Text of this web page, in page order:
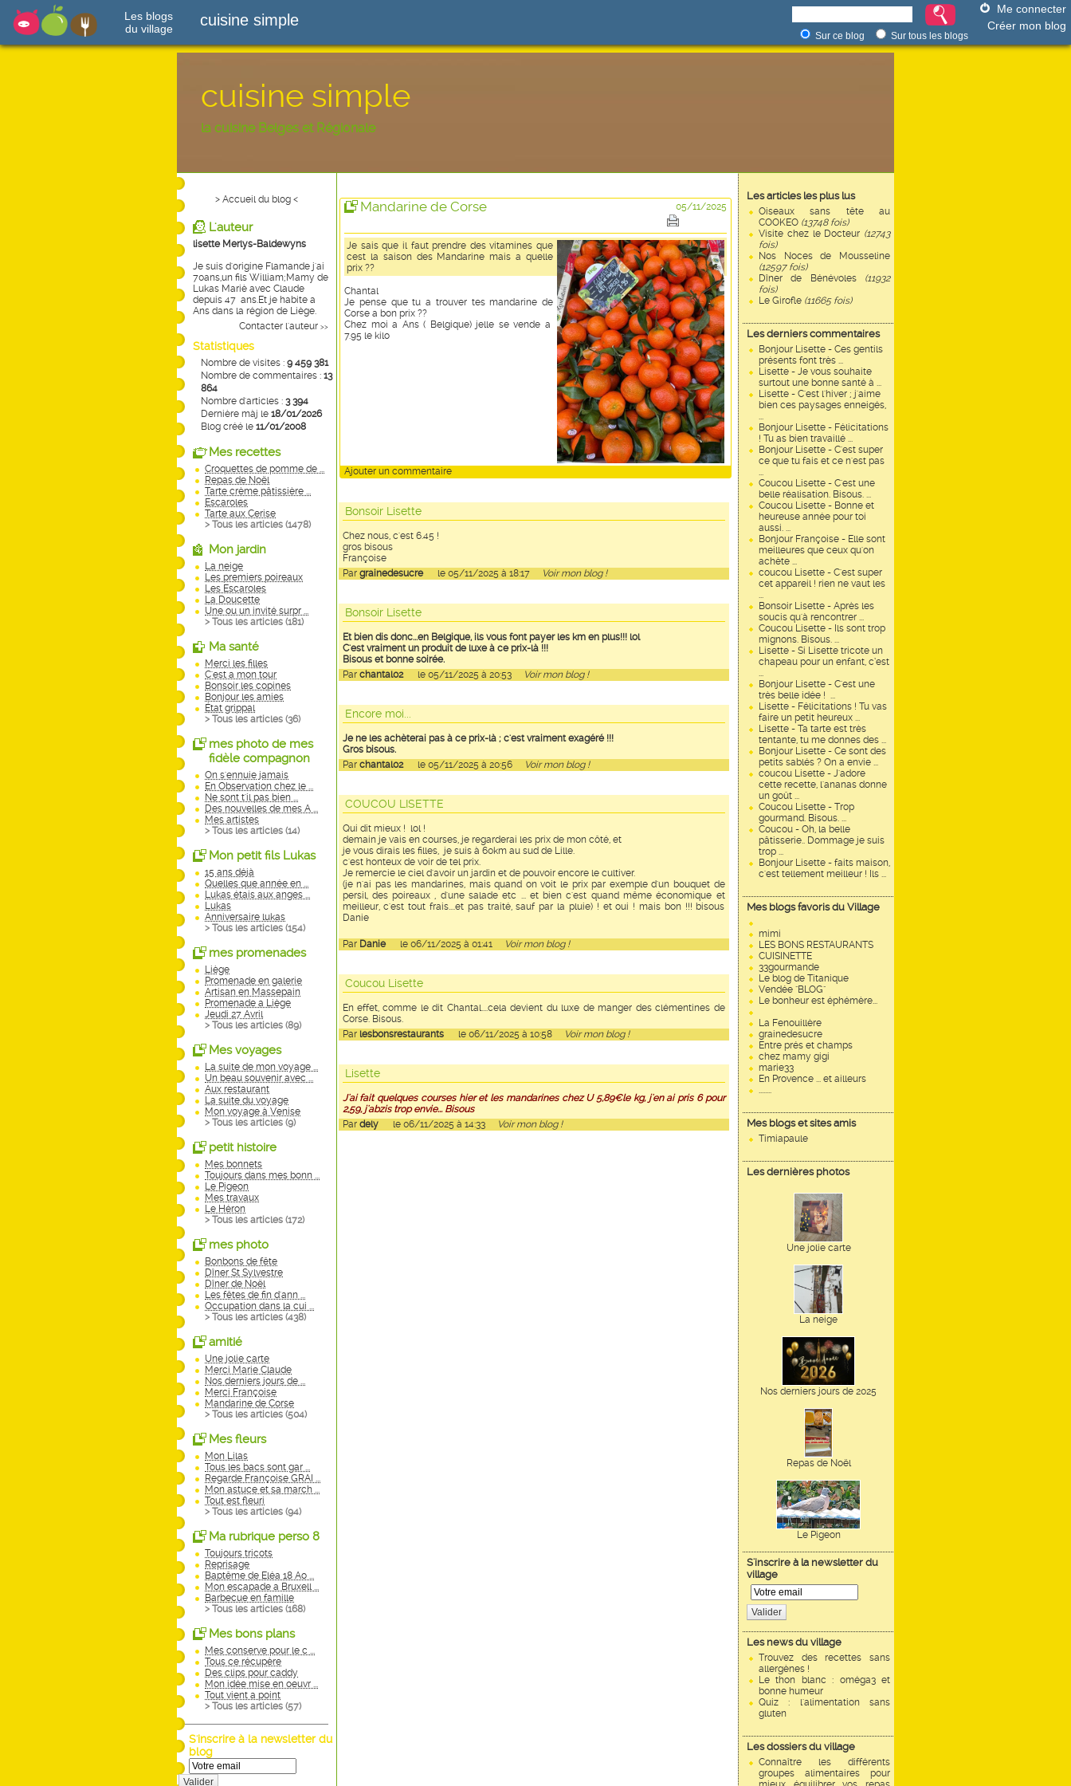
Les blogs
du village
cuisine simple
Me connecter
Créer mon blog
Sur ce blog Sur tous les blogs
cuisine simple
la cuisine Belges et Régionale
Les articles les plus lus
Oiseaux sans tête au
COOKEO (13748 fois)
Visite chez le Docteur (12743
fois)
Nos Noces de Mousseline
(12597 fois)
Dîner de Bénévoles (11932
fois)
Le Girofle (11665 fois)
Les derniers commentaires
Bonjour Lisette - Ces gentils
présents font très ...
Lisette - Je vous souhaite
surtout une bonne santé à ...
Lisette - C'est l'hiver ; j'aime
bien ces paysages enneigés,
...
Bonjour Lisette - Félicitations
! Tu as bien travaillé ...
Bonjour Lisette - C'est super
ce que tu fais et ce n'est pas
...
Coucou Lisette - C'est une
belle réalisation. Bisous. ...
Coucou Lisette - Bonne et
heureuse année pour toi
aussi. ...
Bonjour Françoise - Elle sont
meilleures que ceux qu'on
achète ...
coucou Lisette - C'est super
cet appareil ! rien ne vaut les
...
Bonsoir Lisette - Après les
soucis qu'à rencontrer ...
Coucou Lisette - Ils sont trop
mignons. Bisous. ...
Lisette - Si Lisette tricote un
chapeau pour un enfant, c’est
...
Bonjour Lisette - C'est une
très belle idée ! ...
Lisette - Félicitations ! Tu vas
faire un petit heureux ...
Lisette - Ta tarte est très
tentante, tu me donnes des ...
Bonjour Lisette - Ce sont des
petits sablés ? On a envie ...
coucou Lisette - J'adore
cette recette, l'ananas donne
un goût ...
Coucou Lisette - Trop
gourmand. Bisous. ...
Coucou - Oh, la belle
pâtisserie.. Dommage je suis
trop ...
Bonjour Lisette - faits maison,
c'est tellement meilleur ! Ils ...
Mes blogs favoris du Village
mimi
LES BONS RESTAURANTS
CUISINETTE
33gourmande
Le blog de Titanique
Vendée "BLOG"
Le bonheur est éphémère...
La Fenouillère
grainedesucre
Entre prés et champs
chez mamy gigi
marie33
En Provence ... et ailleurs
........
Mes blogs et sites amis
Timiapaule
Les dernières photos
Une jolie carte
La neige
Nos derniers jours de 2025
Repas de Noël
Le Pigeon
S'inscrire à la newsletter du
village
Valider
Les news du village
Trouvez des recettes sans
allergènes !
Le thon blanc : oméga3 et
bonne humeur
Quiz : l'alimentation sans
gluten
Les dossiers du village
Connaître les différents
groupes alimentaires pour
> Accueil du blog <
L'auteur
lisette Merlys-Baldewyns
Je suis d'origine Flamande j'ai
70ans,un fils William;Mamy de
Lukas Mariè avec Claude
depuis 47 ans.Et je habite a
Ans dans la région de Liège.
Contacter l'auteur >>
Statistiques
Nombre de visites : 9 459 381
Nombre de commentaires : 13
864
Nombre d'articles : 3 394
Dernière màj le 18/01/2026
Blog créé le 11/01/2008
Mes recettes
Croquettes de pomme de ...
Repas de Noël
Tarte crème pâtissière ...
Escaroles
Tarte aux Cerise
> Tous les articles (1478)
Mon jardin
La neige
Les premiers poireaux
Les Escaroles
La Doucette
Une ou un invité surpr ...
> Tous les articles (181)
Ma santé
Merci les filles
C'est a mon tour
Bonsoir les copines
Bonjour les amies
État grippal
> Tous les articles (36)
mes photo de mes
fidèle compagnon
On s'ennuie jamais
En Observation chez le ...
Ne sont t'il pas bien ...
Des nouvelles de mes A ...
Mes artistes
> Tous les articles (14)
Mon petit fils Lukas
15 ans déjà
Quelles que année en ...
Lukas étais aux anges ...
Lukas
Anniversaire lukas
> Tous les articles (154)
mes promenades
Liège
Promenade en galerie
Artisan en Massepain
Promenade a Liège
Jeudi 27 Avril
> Tous les articles (89)
Mes voyages
La suite de mon voyage ...
Un beau souvenir avec ...
Aux restaurant
La suite du voyage
Mon voyage à Venise
> Tous les articles (9)
petit histoire
Mes bonnets
Toujours dans mes bonn ...
Le Pigeon
Mes travaux
Le Héron
> Tous les articles (172)
mes photo
Bonbons de fête
Dîner St Sylvestre
Dîner de Noël
Les fêtes de fin d'ann ...
Occupation dans la cui ...
> Tous les articles (438)
amitié
Une jolie carte
Merci Marie Claude
Nos derniers jours de ...
Merci Françoise
Mandarine de Corse
> Tous les articles (504)
Mes fleurs
Mon Lilas
Tous les bacs sont gar ...
Regarde Françoise GRAI ...
Mon astuce et sa march ...
Tout est fleuri
> Tous les articles (94)
Ma rubrique perso 8
Toujours tricots
Reprisage
Baptême de Eléa 18 Ao ...
Mon escapade a Bruxell ...
Barbecue en famille
> Tous les articles (168)
Mes bons plans
Mes conserve pour le c ...
Tous ce récupère
Des clips pour caddy
Mon idée mise en oeuvr ...
Tout vient a point
> Tous les articles (57)
S'inscrire à la newsletter du
blog
Valider
Mandarine de Corse 05/11/2025
Je sais que il faut prendre des vitamines que
cest la saison des Mandarine mais a quelle
prix ??
Chantal
Je pense que tu a trouver tes mandarine de
Corse a bon prix ??
Chez moi a Ans ( Belgique) jelle se vende a
7.95 le kilo
Ajouter un commentaire
Bonsoir Lisette
Chez nous, c'est 6.45 !
gros bisous
Françoise
Par grainedesucrele 05/11/2025 à 18:17 Voir mon blog !
Bonsoir Lisette
Et bien dis donc...en Belgique, ils vous font payer les km en plus!!! lol
C'est vraiment un produit de luxe à ce prix-là !!!
Bisous et bonne soirée.
Par chantal02le 05/11/2025 à 20:53 Voir mon blog !
Encore moi...
Je ne les achèterai pas à ce prix-là ; c'est vraiment exagéré !!!
Gros bisous.
Par chantal02le 05/11/2025 à 20:56 Voir mon blog !
COUCOU LISETTE
Qui dit mieux ! lol !
demain je vais en courses, je regarderai les prix de mon côté, et
je vous dirais les filles, je suis à 60km au sud de Lille.
c'est honteux de voir de tel prix.
Je remercie le ciel d'avoir un jardin et de pouvoir encore le cultiver.
(je n'ai pas les mandarines, mais quand on voit le prix par exemple d'un bouquet de
persil, des poireaux , d'une salade etc ... et bien c'est quand même économique et
meilleur, c'est tout frais....et pas traité, sauf par la pluie) ! et oui ! mais bon !!! bisous
Danie
Par Daniele 06/11/2025 à 01:41 Voir mon blog !
Coucou Lisette
En effet, comme le dit Chantal....cela devient du luxe de manger des clémentines de
Corse. Bisous.
Par lesbonsrestaurantsle 06/11/2025 à 10:58 Voir mon blog !
Lisette
J'ai fait quelques courses hier et les mandarines chez U 5,89€le kg, j'en ai pris 6 pour
2,59, j'abzis trop envie... Bisous
Par delyle 06/11/2025 à 14:33 Voir mon blog !